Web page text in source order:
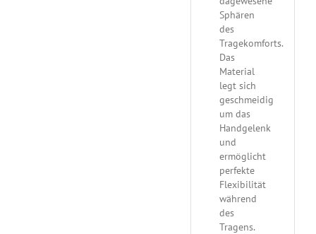
Sphären
des
Tragekomforts.
Das
Material
legt sich
geschmeidig
um das
Handgelenk
und
ermöglicht
perfekte
Flexibilität
während
des
Tragens.